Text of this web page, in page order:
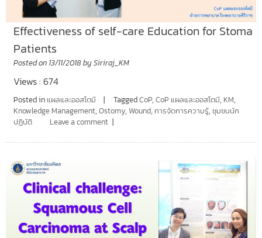
Effectiveness of self-care Education for Stoma
Patients
Posted on 13/11/2018by Siriraj_KM
Views : 674
Posted in แผลและออสโตมี TaggedCoP, CoP แผลและออสโตมี, KM,
Knowledge Management, Ostomy, Wound, การจัดการความรู้, ชุมชนนัก
ปฏิบัติ
Leave a comment